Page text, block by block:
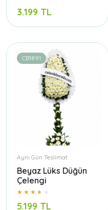
3.199 TL
CB1891
Aynı Gün Teslimat
Beyaz Lüks Düğün
Çelengi
5.199 TL